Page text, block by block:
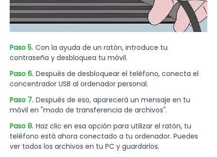
Paso 5. Con la ayuda de un ratón, introduce tu
contraseña y desbloquea tu móvil.
Paso 6. Después de desbloquear el teléfono, conecta el
concentrador USB al ordenador personal.
Paso 7. Después de eso, aparecerá un mensaje en tu
móvil en "modo de transferencia de archivos".
Paso 8. Haz clic en esa opción para utilizar el ratón, tu
teléfono está ahora conectado a tu ordenador. Puedes
ver todos los archivos en tu PC y guardarlos.